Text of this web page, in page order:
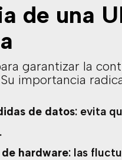
de una
garantizar la
importancia
de datos: evita
hardware: las